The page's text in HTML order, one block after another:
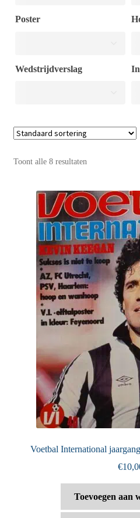
Poster
Wedstrijdverslag
Toont alle 8 resultaten
Voetbal International
€
Toevoegen aan